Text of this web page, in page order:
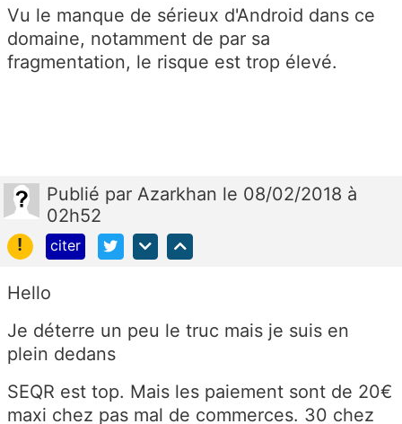
Vu le manque de sérieux d'Android dans ce
domaine, notamment de par sa
fragmentation, le risque est trop élevé.
Publié par Azarkhan le 08/02/2018 à
02h52
!
citer
Hello
Je déterre un peu le truc mais je suis en
plein dedans
SEQR est top. Mais les paiement sont de 20€
maxi chez pas mal de commerces. 30 chez